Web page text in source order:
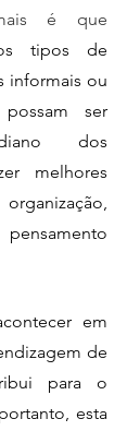
tipos de
informais ou
ser
dos
melhores
em
de
para o
esta